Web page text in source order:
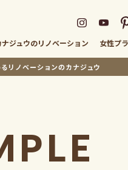
リノベーションのカナジュウ
ナジュウのリノベーション 女性プ